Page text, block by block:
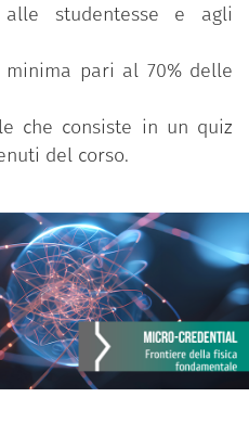
studentesse e agli
pari al 70% delle
che consiste in un quiz
del corso.